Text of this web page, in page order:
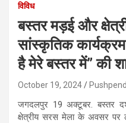
विविध
बस्तर मड़ई और
सांस्कृतिक
है मेरे बस्तर में” की
October 19, 2024
जगदलपुर 19 अक्टूबर. बस्तर
क्षेत्रीय सरस मेला के अवसर पर